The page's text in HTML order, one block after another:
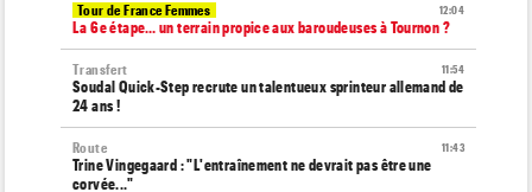
12:04
Tour de France Femmes
La 6e étape… un terrain propice aux baroudeuses à Tournon ?
11:54
Transfert
Soudal Quick-Step recrute un talentueux sprinteur allemand de
24 ans !
11:43
Route
Trine Vingegaard : "L'entraînement ne devrait pas être une
corvée..."